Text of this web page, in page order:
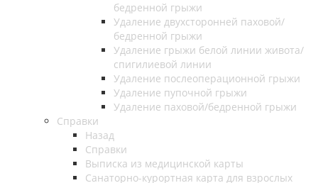
бедренной грыжи
Удаление двухсторонней паховой/
бедренной грыжи
Удаление грыжи белой линии живота/
спигилиевой линии
Удаление послеоперационной грыжи
Удаление пупочной грыжи
Удаление паховой/бедренной грыжи
Справки
Назад
Справки
Выписка из медицинской карты
Санаторно-курортная карта для взрослых